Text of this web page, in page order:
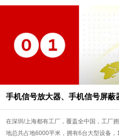
手机信号放大器、手机信号屏蔽
在深圳/上海都有工厂，覆盖全中国，工厂
地总共占地6000平米，拥有6台大型设备